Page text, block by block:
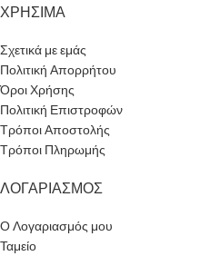
ΧΡΗΣΙΜΑ
Σχετικά με εμάς
Πολιτική Απορρήτου
Όροι Χρήσης
Πολιτική Επιστροφών
Τρόποι Αποστολής
Τρόποι Πληρωμής
ΛΟΓΑΡΙΑΣΜΟΣ
Ο Λογαριασμός μου
Ταμείο